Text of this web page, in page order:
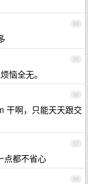
94
95
恼全无。
96
干啊，只能天天跟交
97
点都不省心
98